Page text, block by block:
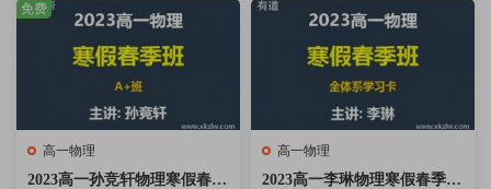
高一物理
2023高一孙竞轩物理寒假春季
免费
高一物理
2023高一李琳物理寒假春季班